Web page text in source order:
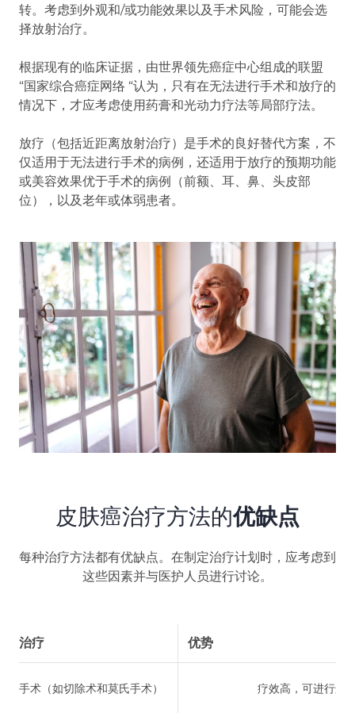
转。考虑到外观和/或功能效果以及手术风险，可能会选
择放射治疗。
根据现有的临床证据，由世界领先癌症中心组成的联盟
“国家综合癌症网络 “认为，只有在无法进行手术和放疗的
情况下，才应考虑使用药膏和光动力疗法等局部疗法。
放疗（包括近距离放射治疗）是手术的良好替代方案，不
仅适用于无法进行手术的病例，还适用于放疗的预期功能
或美容效果优于手术的病例（前额、耳、鼻、头皮部
位），以及老年或体弱患者。
皮肤癌治疗方法的优缺点
每种治疗方法都有优缺点。在制定治疗计划时，应考虑到
这些因素并与医护人员进行讨论。
治疗 优势
手术（如切除术和莫氏手术） 疗效高，可进行边